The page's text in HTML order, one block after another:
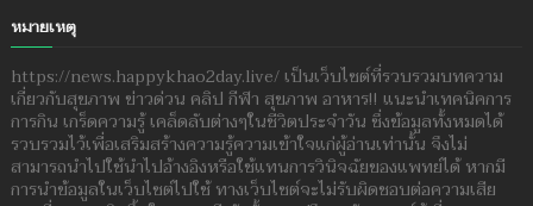
หมายเหตุ
https://news.happykhao2day.live/ เป็นเว็บไซต์ที่รวบรวมบทความ
เกี่ยวกับสุขภาพ ข่าวด่วน คลิป กีฬา สุขภาพ อาหาร!! แนะนำเทคนิคการ
การกิน เกร็ดความรู้ เคล็ดลับต่างๆในชีวิตประจำวัน ซึ่งข้อมูลทั้งหมดได้
รวบรวมไว้เพื่อเสริมสร้างความรู้ความเข้าใจแก่ผู้อ่านเท่านั้น จึงไม่
สามารถนำไปใช้นำไปอ้างอิงหรือใช้แทนการวินิจฉัยของแพทย์ได้ หากมี
การนำข้อมูลในเว็บไซต์ไปใช้ ทางเว็บไซต์จะไม่รับผิดชอบต่อความเสีย